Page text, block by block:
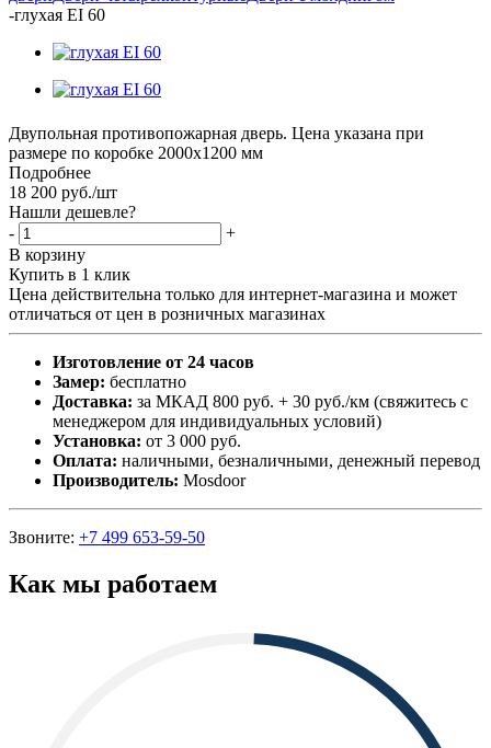
-глухая EI 60
Двупольная противопожарная дверь. Цена указана при
размере по коробке 2000х1200 мм
Подробнее
18 200 руб./шт
Нашли дешевле?
-
+
В корзину
Купить в 1 клик
Цена действительна только для интернет-магазина и может
отличаться от цен в розничных магазинах
Изготовление от 24 часов
Замер: бесплатно
Доставка: за МКАД 800 руб. + 30 руб./км (свяжитесь с
менеджером для индивидуальных условий)
Установка: от 3 000 руб.
Оплата: наличными, безналичными, денежный перевод
Производитель: Mosdoor
Звоните: +7 499 653-59-50
Как мы работаем